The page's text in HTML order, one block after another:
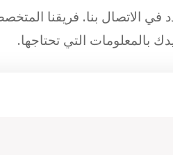
في الاتصال بنا. فريقنا
بالمعلومات التي تحتاجها.